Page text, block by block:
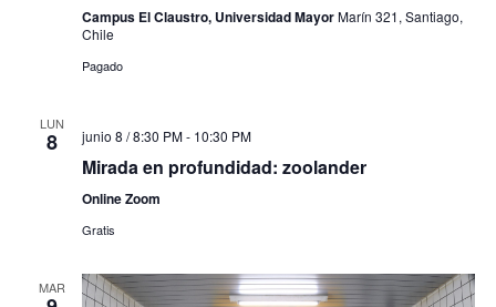
Campus El Claustro, Universidad MayorMarín 321, Santiago,
Chile
Pagado
LUN
8 junio 8 / 8:30 PM- 10:30 PM
Mirada en profundidad: zoolander
Online Zoom
Gratis
MAR